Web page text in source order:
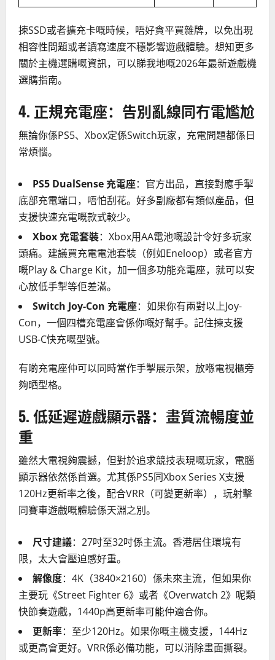
揀SSD或者擴充卡嘅時候，唔好貪平買雜牌，以免出現
相容性問題或者讀寫速度不穩影響遊戲體驗。想知更多
關於主機選購嘅資訊，可以睇我地嘅2026年最新遊戲機
選購指南。
4. 正規充電座：告別亂線同冇電尷尬
無論你係PS5、Xbox定係Switch玩家，充電問題都係日
常煩惱。
PS5 DualSense 充電座：官方出品，直接對應手掣
底部充電端口，唔怕刮花。好多副廠都有類似產品，但
支援快速充電嘅款式較少。
Xbox 充電套裝：Xbox用AA電池嘅設計令好多玩家
頭痛。建議買充電電池套裝（例如Eneloop）或者官方
嘅Play & Charge Kit，加一個多功能充電座，就可以安
心放低手掣等佢差滿。
Switch Joy-Con 充電座：如果你有兩對以上Joy-
Con，一個四槽充電座會係你嘅好幫手。記住揀支援
USB-C快充嘅型號。
有啲充電座仲可以同時當作手掣展示架，放喺電視櫃旁
夠晒型格。
5. 低延遲遊戲顯示器：畫質流暢度並
重
雖然大電視夠震撼，但對於追求競技表現嘅玩家，電腦
顯示器依然係首選。尤其係PS5同Xbox Series X支援
120Hz更新率之後，配合VRR（可變更新率），玩射擊
同賽車遊戲嘅體驗係天淵之別。
尺寸建議：27吋至32吋係主流。香港居住環境有
限，太大會壓迫感好重。
解像度：4K（3840×2160）係未來主流，但如果你
主要玩《Street Fighter 6》或者《Overwatch 2》呢類
快節奏遊戲，1440p高更新率可能仲適合你。
更新率：至少120Hz。如果你嘅主機支援，144Hz
或更高會更好。VRR係必備功能，可以消除畫面撕裂。